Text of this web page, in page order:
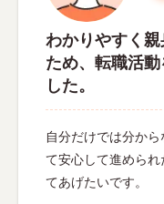
わかりやすく
ため、転職活
した。
自分だけでは分か
て安心して進めら
てあげたいです。